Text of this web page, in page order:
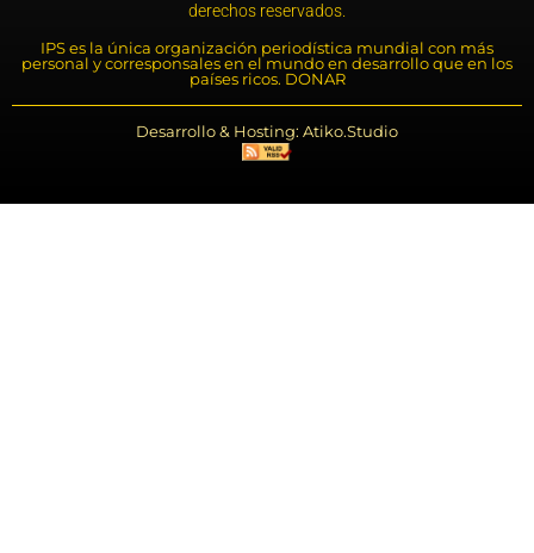
derechos reservados.
IPS es la única organización periodística mundial con más
personal y corresponsales en el mundo en desarrollo que en los
países ricos. DONAR
Desarrollo & Hosting: Atiko.Studio